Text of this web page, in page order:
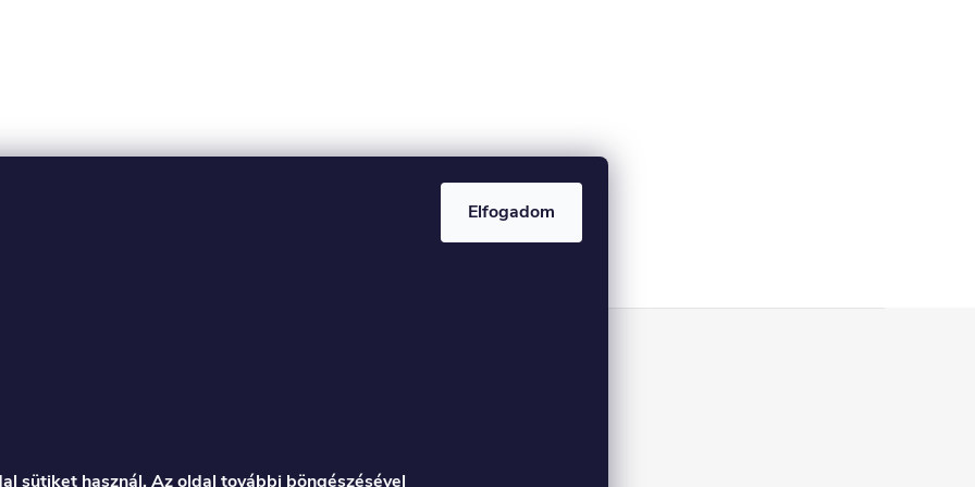
sütiket használ. Az oldal további böngészésével
Elfogadom